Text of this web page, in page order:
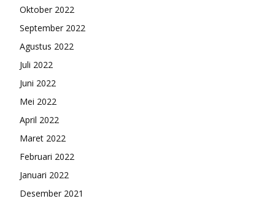
Oktober 2022
September 2022
Agustus 2022
Juli 2022
Juni 2022
Mei 2022
April 2022
Maret 2022
Februari 2022
Januari 2022
Desember 2021